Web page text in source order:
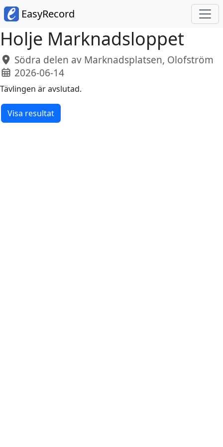
EasyRecord
Holje Marknadsloppet
Södra delen av Marknadsplatsen, Olofström
2026-06-14
Tävlingen är avslutad.
Visa resultat